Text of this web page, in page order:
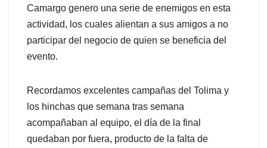
Camargo genero una serie de enemigos en esta
actividad, los cuales alientan a sus amigos a no
participar del negocio de quien se beneficia del
evento.
Recordamos excelentes campañas del Tolima y
los hinchas que semana tras semana
acompañaban al equipo, el día de la final
quedaban por fuera, producto de la falta de